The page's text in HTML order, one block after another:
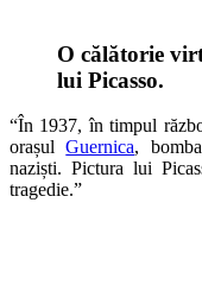
O călătorie
lui Picasso.
“În 1937, în timpul
orașulGuernica,
naziști. Pictura lui
tragedie.”